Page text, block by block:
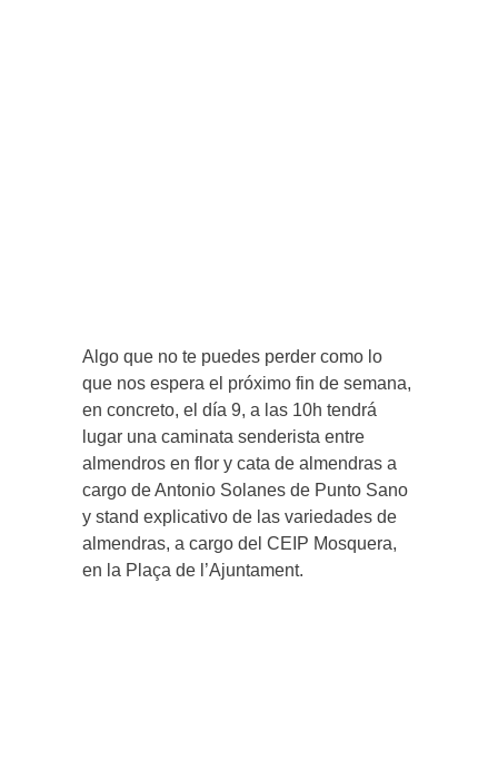
Algo que no te puedes perder como lo
que nos espera el próximo fin de semana,
en concreto, el día 9, a las 10h tendrá
lugar una caminata senderista entre
almendros en flor y cata de almendras a
cargo de Antonio Solanes de Punto Sano
y stand explicativo de las variedades de
almendras, a cargo del CEIP Mosquera,
en la Plaça de l’Ajuntament.